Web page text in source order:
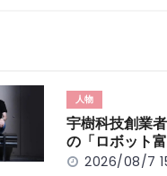
n
k
人物
宇樹科技創業
の「ロボット
2026/08/7